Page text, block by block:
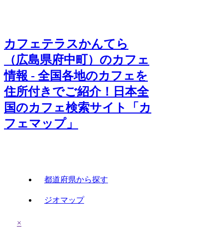
カフェテラスかんてら
（広島県府中町）のカフェ
情報 - 全国各地のカフェを
住所付きでご紹介！日本全
国のカフェ検索サイト「カ
フェマップ」
都道府県から探す
ジオマップ
×